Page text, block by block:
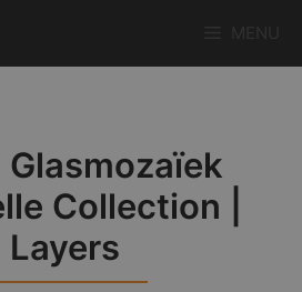
Glasmozaïek
Collection |
Layers